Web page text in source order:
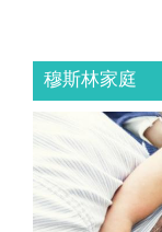
穆斯林家庭